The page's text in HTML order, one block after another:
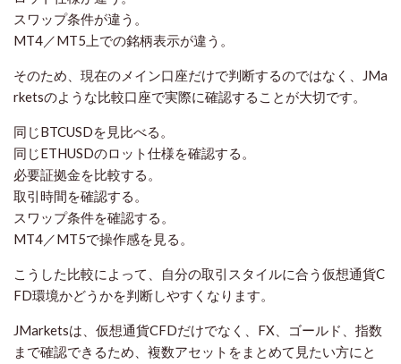
スワップ条件が違う。
MT4／MT5上での銘柄表示が違う。
そのため、現在のメイン口座だけで判断するのではなく、JMa
rketsのような比較口座で実際に確認することが大切です。
同じBTCUSDを見比べる。
同じETHUSDのロット仕様を確認する。
必要証拠金を比較する。
取引時間を確認する。
スワップ条件を確認する。
MT4／MT5で操作感を見る。
こうした比較によって、自分の取引スタイルに合う仮想通貨C
FD環境かどうかを判断しやすくなります。
JMarketsは、仮想通貨CFDだけでなく、FX、ゴールド、指数
まで確認できるため、複数アセットをまとめて見たい方にと